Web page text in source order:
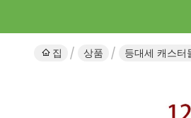
집 상품 등대세 캐스터